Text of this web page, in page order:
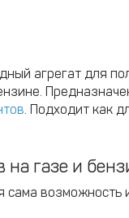
агрегат для
. Подходит как
на газе и
возможность